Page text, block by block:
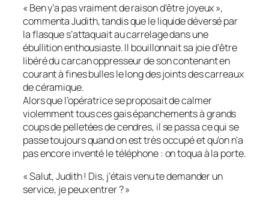
« Ben y’a pas vraiment de raison d’être joyeux »,
commenta Judith, tandis que le liquide déversé par
la flasque s’attaquait au carrelage dans une
ébullition enthousiaste. Il bouillonnait sa joie d’être
libéré du carcan oppresseur de son contenant en
courant à fines bulles le long des joints des carreaux
de céramique.
Alors que l’opératrice se proposait de calmer
violemment tous ces gais épanchements à grands
coups de pelletées de cendres, il se passa ce qui se
passe toujours quand on est très occupé et qu’on n’a
pas encore inventé le téléphone : on toqua à la porte.
« Salut, Judith ! Dis, j’étais venu te demander un
service, je peux entrer ? »